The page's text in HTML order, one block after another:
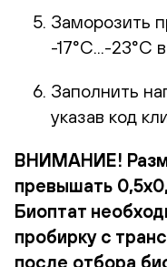
Заморозить
-17°С...-23°С
Заполнить
указав код
ВНИМАНИЕ!
превышать
Биоптат
пробирку с
после отбора